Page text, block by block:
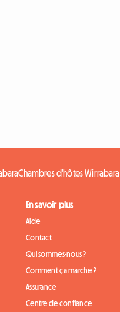
Chambres d'hôtes Wirrabara
En savoir plus
Aide
Contact
Qui sommes-nous ?
Comment ça marche ?
Assurance
Centre de confiance